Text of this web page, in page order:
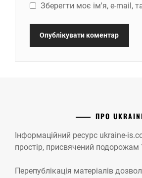
Зберегти моє ім'я, e-mail,
ПРО
Інформаційний ресурс ukraine-
простір, присвячений подорожам
Перепублікація матеріалів